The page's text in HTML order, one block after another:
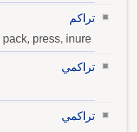
تراكم
press, inure
تراكمي
تراكمي